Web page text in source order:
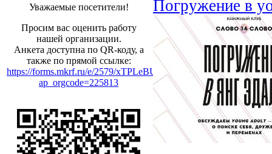
Уважаемые посетители!
Просим вас оценить работу
нашей организации.
Анкета доступна по QR-коду, а
также по прямой ссылке:
https://forms.mkrf.ru/e/2579/xTPLeBU7/?
ap_orgcode=225813
Погружение в